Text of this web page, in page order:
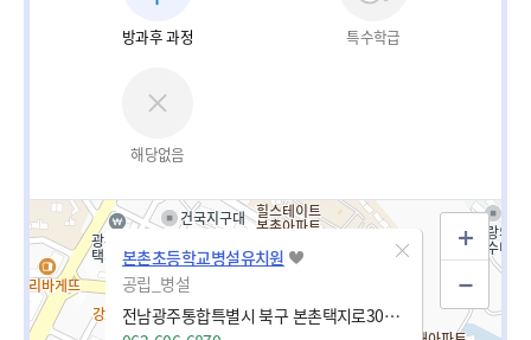
방과후 과정 특수학급
해당없음
본촌초등학교병설유치원
공립_병설
전남광주통합특별시 북구 본촌택지로30번길 22 (본촌동)